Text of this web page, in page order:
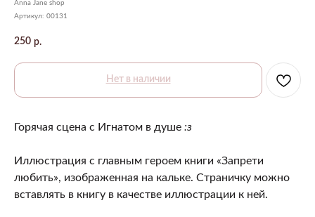
Anna Jane shop
Артикул: 00131
250 р.
Нет в наличии
Горячая сцена с Игнатом в душе :з
Иллюстрация с главным героем книги «Запрети
любить», изображенная на кальке. Страничку можно
вставлять в книгу в качестве иллюстрации к ней.